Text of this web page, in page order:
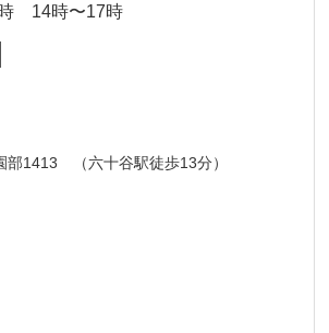
14時〜17時
部1413 （六十谷駅徒歩13分）